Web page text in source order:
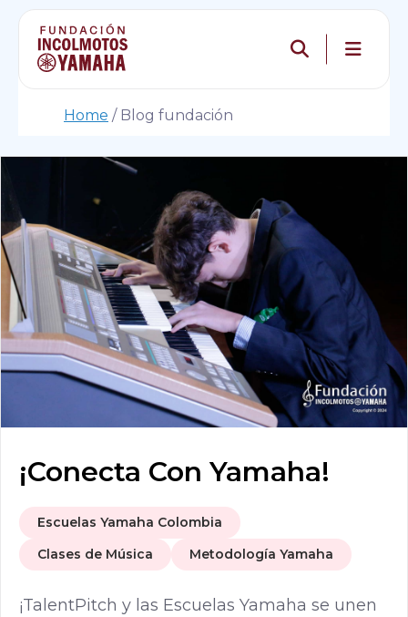
Home / Blog fundación
¡Conecta Con Yamaha!
Escuelas Yamaha Colombia
Clases de Música
Metodología Yamaha
¡TalentPitch y las Escuelas Yamaha se unen